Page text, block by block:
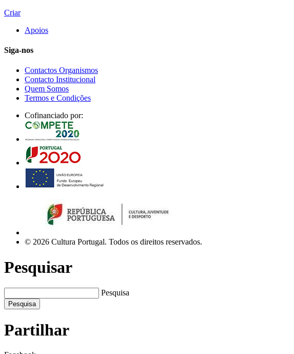
Criar
Apoios
Siga-nos
Contactos Organismos
Contacto Institucional
Quem Somos
Termos e Condições
Cofinanciado por:
© 2026 Cultura Portugal. Todos os direitos reservados.
Pesquisar
Pesquisa
Pesquisa
Partilhar